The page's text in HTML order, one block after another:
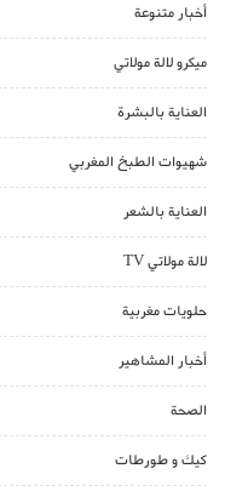
أخبار متنوعة
ميكرو لالة مولاتي
العناية بالبشرة
شهيوات الطبخ المغربي
العناية بالشعر
لالة مولاتي TV
حلويات مغربية
أخبار المشاهير
الصحة
كيك و طورطات